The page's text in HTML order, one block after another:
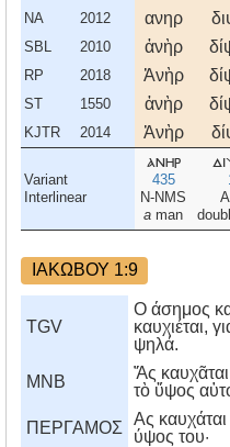
NA 2012 ανηρ
SBL 2010 ἀνὴρ
RP 2018 Ἀνὴρ
ST 1550 ἀνὴρ
KJTR 2014 Ἀνὴρ
Variant
Interlinear
ανηρ
435
N-NMS
a man
ΙΑΚΩΒΟΥ 1:9
TGV
Ο άσημος
καυχιέται,
ψηλά.
MNB
Ἄς
τὸ ὕψος
ΠΕΡΓΑΜΟΣ
Aς
ύψος του·